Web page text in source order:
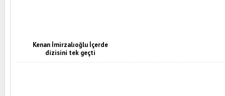
Kenan İmirzalıoğlu İçerde
dizisini tek geçti